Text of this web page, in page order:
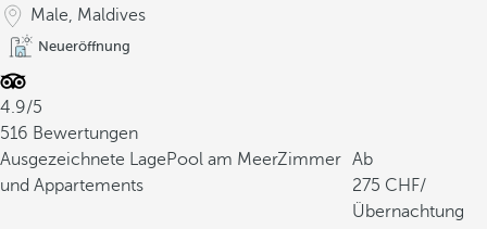
Male, Maldives
Neueröffnung
4.9/5
516 Bewertungen
Ausgezeichnete LagePool am MeerZimmer
und Appartements
Ab
275
/
Übernachtung